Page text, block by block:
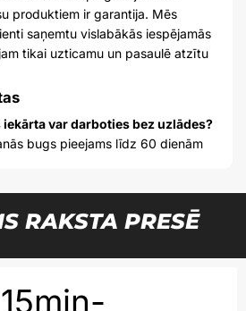
produktiem ir garantija. Mēs
saņemtu vislabākās iespējamās
tikai uzticamu un pasaulē atzītu
var darboties bez uzlādes?
bugs pieejams līdz 60 dienām
RAKSTA PRESĒ